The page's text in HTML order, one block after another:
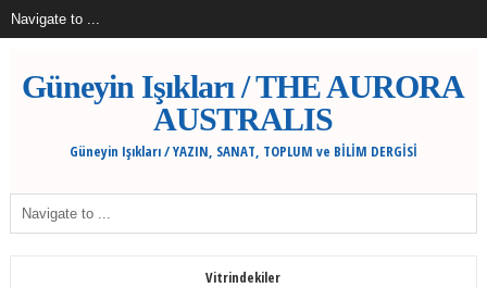
Güneyin Işıkları / THE AURORA
AUSTRALIS
Güneyin Işıkları / YAZIN, SANAT, TOPLUM ve BİLİM DERGİSİ
Vitrindekiler